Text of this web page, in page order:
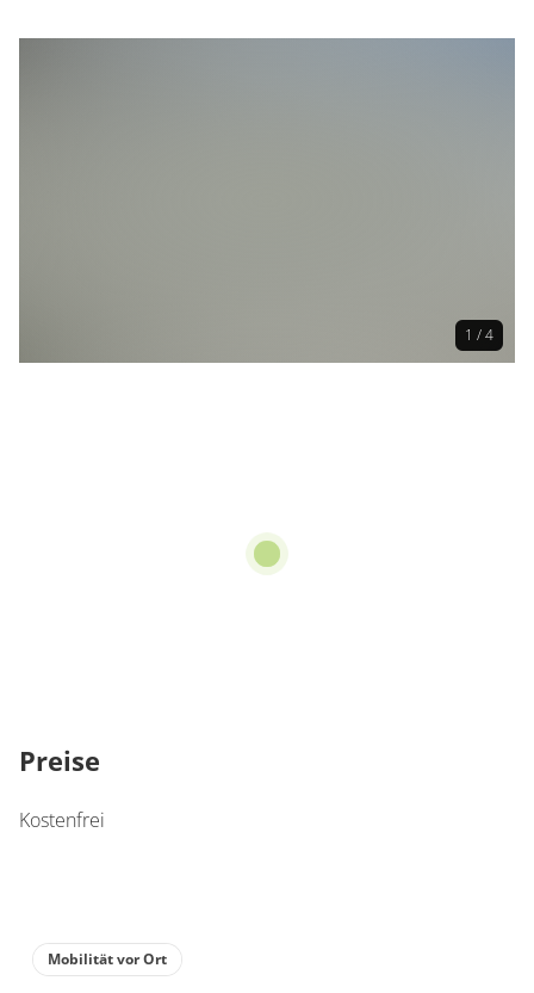
1 / 4
Preise
Kostenfrei
Mobilität vor Ort